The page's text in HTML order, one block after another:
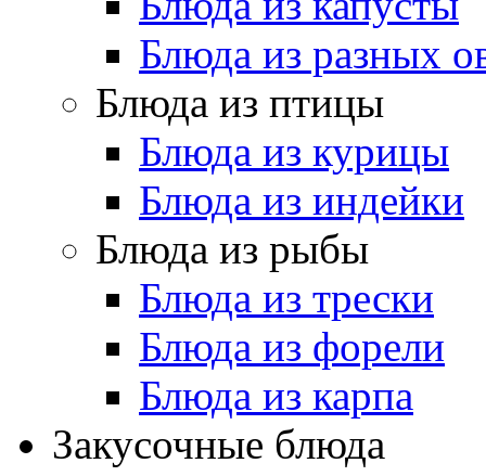
Блюда из разных
Блюда из птицы
Блюда из курицы
Блюда из индейки
Блюда из рыбы
Блюда из трески
Блюда из форели
Блюда из карпа
Закусочные блюда